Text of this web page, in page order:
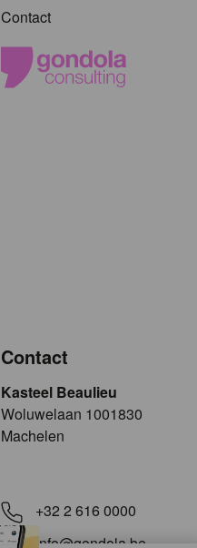
Contact
Contact
Kasteel Beaulieu
​​​Woluwelaan 1001830
Machelen
+32 2 616 0000
info@gondola.be